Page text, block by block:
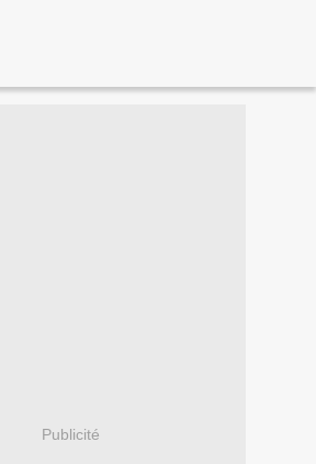
Publicité